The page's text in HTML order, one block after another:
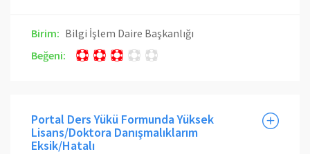
Birim: Bilgi İşlem Daire Başkanlığı
Beğeni:
Portal Ders Yükü Formunda Yüksek
Lisans/Doktora Danışmalıklarım
Eksik/Hatalı